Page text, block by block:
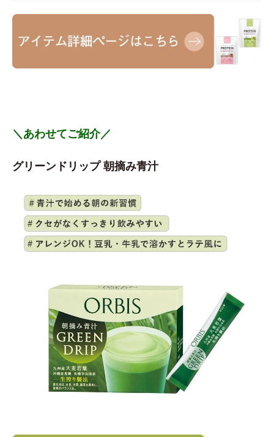
＼あわせてご紹介／
グリーンドリップ 朝摘み青汁